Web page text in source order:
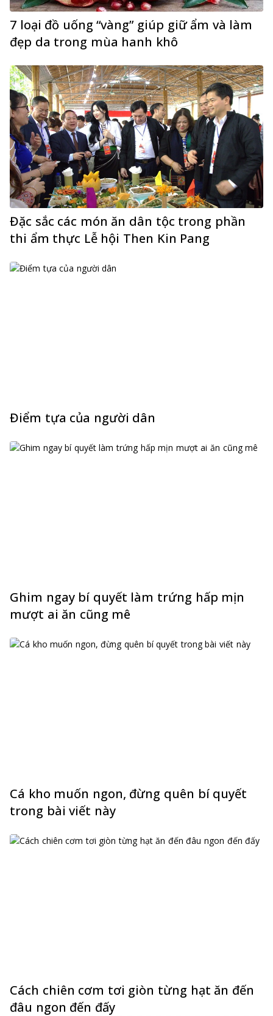
7 loại đồ uống “vàng” giúp giữ ẩm và làm
đẹp da trong mùa hanh khô
Đặc sắc các món ăn dân tộc trong phần
thi ẩm thực Lễ hội Then Kin Pang
Điểm tựa của người dân
Ghim ngay bí quyết làm trứng hấp mịn
mượt ai ăn cũng mê
Cá kho muốn ngon, đừng quên bí quyết
trong bài viết này
Cách chiên cơm tơi giòn từng hạt ăn đến
đâu ngon đến đấy